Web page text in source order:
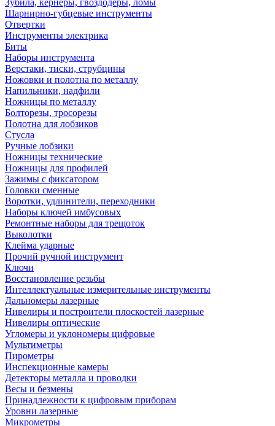
Зубила, кернеры, гвоздодеры, ломы
Шарнирно-губцевые инструменты
Отвертки
Инструменты электрика
Биты
Наборы инструмента
Верстаки, тиски, струбцины
Ножовки и полотна по металлу
Напильники, надфили
Ножницы по металлу
Болторезы, тросорезы
Полотна для лобзиков
Стусла
Ручные лобзики
Ножницы технические
Ножницы для профилей
Зажимы с фиксатором
Головки сменные
Воротки, удлинители, переходники
Наборы ключей имбусовых
Ремонтные наборы для трещоток
Выколотки
Клейма ударные
Прочий ручной инструмент
Ключи
Восстановление резьбы
Интеллектуальные измерительные инструменты
Дальномеры лазерные
Нивелиры и построители плоскостей лазерные
Нивелиры оптические
Угломеры и уклономеры цифровые
Мультиметры
Пирометры
Инспекционные камеры
Детекторы металла и проводки
Весы и безмены
Принадлежности к цифровым приборам
Уровни лазерные
Микрометры